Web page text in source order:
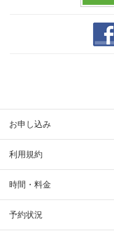
お申し込み
利用規約
時間・料金
予約状況